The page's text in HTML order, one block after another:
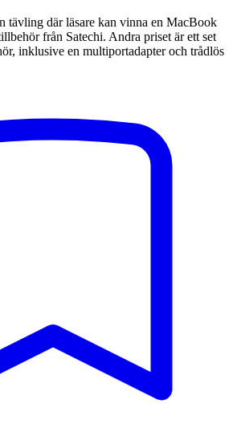
tävling där läsare kan vinna en MacBook
från Satechi. Andra priset är ett set
inklusive en multiportadapter och trådlös